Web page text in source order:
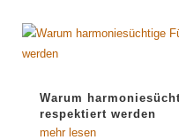
Warum
respektiert werden
mehr lesen